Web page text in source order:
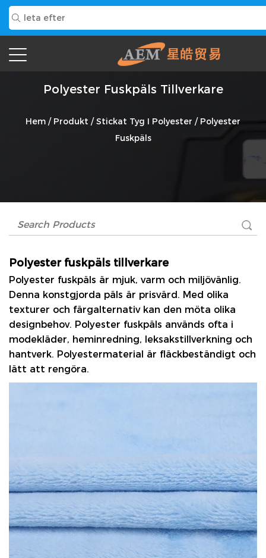
Polyester Fuskpäls Tillverkare
Hem / Produkt /Stickat Tyg I Polyester / Polyester
Fuskpäls
Polyester fuskpäls tillverkare
Polyester fuskpäls är mjuk, varm och miljövänlig.
Denna konstgjorda päls är prisvärd. Med olika
texturer och färgalternativ kan den möta olika
designbehov. Polyester fuskpäls används ofta i
modekläder, heminredning, leksakstillverkning och
hantverk. Polyestermaterial är fläckbeständigt och
lätt att rengöra.